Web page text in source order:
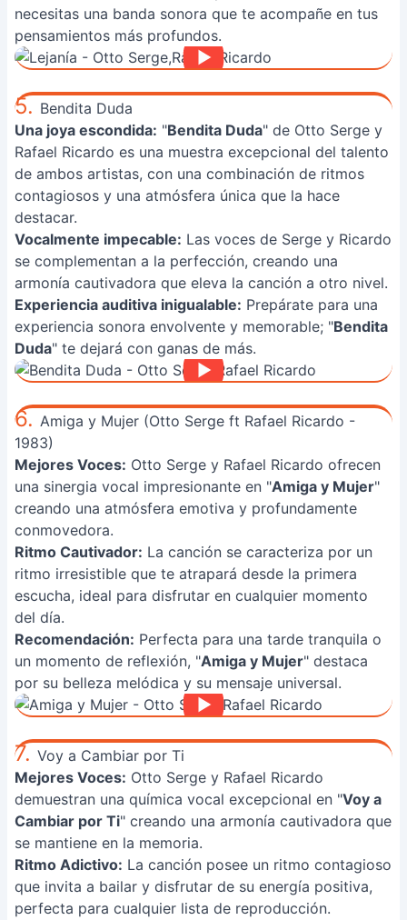
necesitas una banda sonora que te acompañe en tus
pensamientos más profundos.
5. Bendita Duda
Una joya escondida: "Bendita Duda" de Otto Serge y
Rafael Ricardo es una muestra excepcional del talento
de ambos artistas, con una combinación de ritmos
contagiosos y una atmósfera única que la hace
destacar.
Vocalmente impecable: Las voces de Serge y Ricardo
se complementan a la perfección, creando una
armonía cautivadora que eleva la canción a otro nivel.
Experiencia auditiva inigualable: Prepárate para una
experiencia sonora envolvente y memorable; "Bendita
Duda" te dejará con ganas de más.
6. Amiga y Mujer (Otto Serge ft Rafael Ricardo -
1983)
Mejores Voces: Otto Serge y Rafael Ricardo ofrecen
una sinergia vocal impresionante en "Amiga y Mujer"
creando una atmósfera emotiva y profundamente
conmovedora.
Ritmo Cautivador: La canción se caracteriza por un
ritmo irresistible que te atrapará desde la primera
escucha, ideal para disfrutar en cualquier momento
del día.
Recomendación: Perfecta para una tarde tranquila o
un momento de reflexión, "Amiga y Mujer" destaca
por su belleza melódica y su mensaje universal.
7. Voy a Cambiar por Ti
Mejores Voces: Otto Serge y Rafael Ricardo
demuestran una química vocal excepcional en "Voy a
Cambiar por Ti" creando una armonía cautivadora que
se mantiene en la memoria.
Ritmo Adictivo: La canción posee un ritmo contagioso
que invita a bailar y disfrutar de su energía positiva,
perfecta para cualquier lista de reproducción.